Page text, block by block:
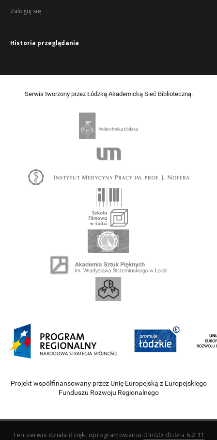
Zaloguj się
Historia przeglądania
Serwis tworzony przez Łódzką Akademicką Sieć Biblioteczną.
Projekt współfinansowany przez Unię Europejską z Europejskiego
Funduszu Rozwoju Regionalnego
Ten serwis działa dzięki oprogramowaniu DInGO dLibra 6.2.11